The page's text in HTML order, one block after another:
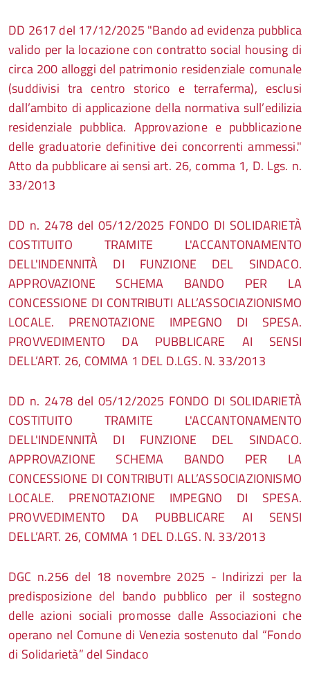
DD 2617 del 17/12/2025 "Bando ad evidenza pubblica
valido per la locazione con contratto social housing di
circa 200 alloggi del patrimonio residenziale comunale
(suddivisi tra centro storico e terraferma), esclusi
dall’ambito di applicazione della normativa sull’edilizia
residenziale pubblica. Approvazione e pubblicazione
delle graduatorie definitive dei concorrenti ammessi."
Atto da pubblicare ai sensi art. 26, comma 1, D. Lgs. n.
33/2013
DD n. 2478 del 05/12/2025 FONDO DI SOLIDARIETÀ
COSTITUITO TRAMITE L'ACCANTONAMENTO
DELL'INDENNITÀ DI FUNZIONE DEL SINDACO.
APPROVAZIONE SCHEMA BANDO PER LA
CONCESSIONE DI CONTRIBUTI ALL’ASSOCIAZIONISMO
LOCALE. PRENOTAZIONE IMPEGNO DI SPESA.
PROVVEDIMENTO DA PUBBLICARE AI SENSI
DELL’ART. 26, COMMA 1 DEL D.LGS. N. 33/2013
DD n. 2478 del 05/12/2025 FONDO DI SOLIDARIETÀ
COSTITUITO TRAMITE L'ACCANTONAMENTO
DELL'INDENNITÀ DI FUNZIONE DEL SINDACO.
APPROVAZIONE SCHEMA BANDO PER LA
CONCESSIONE DI CONTRIBUTI ALL’ASSOCIAZIONISMO
LOCALE. PRENOTAZIONE IMPEGNO DI SPESA.
PROVVEDIMENTO DA PUBBLICARE AI SENSI
DELL’ART. 26, COMMA 1 DEL D.LGS. N. 33/2013
DGC n.256 del 18 novembre 2025 - Indirizzi per la
predisposizione del bando pubblico per il sostegno
delle azioni sociali promosse dalle Associazioni che
operano nel Comune di Venezia sostenuto dal “Fondo
di Solidarietà” del Sindaco